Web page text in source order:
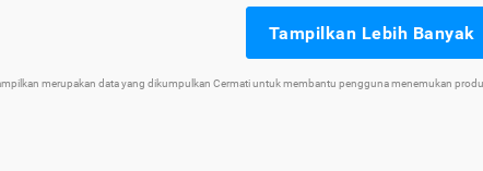
Tampilkan Lebih Banyak
merupakan data yang dikumpulkan Cermati untuk membantu pengguna menemukan